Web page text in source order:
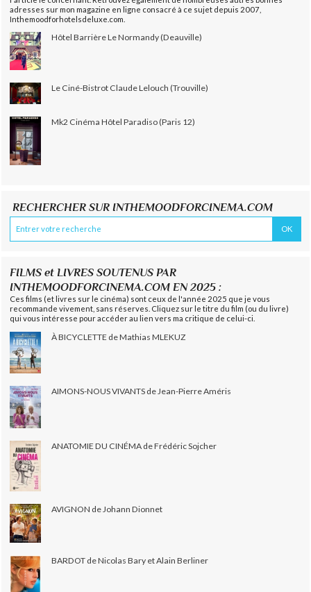
adresses sur mon magazine en ligne consacré à ce sujet depuis 2007,
Inthemoodforhotelsdeluxe.com.
Hôtel Barrière Le Normandy (Deauville)
Le Ciné-Bistrot Claude Lelouch (Trouville)
Mk2 Cinéma Hôtel Paradiso (Paris 12)
RECHERCHER SUR INTHEMOODFORCINEMA.COM
FILMS et LIVRES SOUTENUS PAR
INTHEMOODFORCINEMA.COM EN 2025 :
Ces films (et livres sur le cinéma) sont ceux de l'année 2025 que je vous
recommande vivement, sans réserves. Cliquez sur le titre du film (ou du livre)
qui vous intéresse pour accéder au lien vers ma critique de celui-ci.
À BICYCLETTE de Mathias MLEKUZ
AIMONS-NOUS VIVANTS de Jean-Pierre Améris
ANATOMIE DU CINÉMA de Frédéric Sojcher
AVIGNON de Johann Dionnet
BARDOT de Nicolas Bary et Alain Berliner